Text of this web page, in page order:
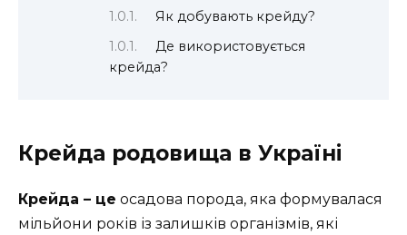
Як добувають крейду?
Де використовується
крейда?
Крейда родовища в Україні
Крейда – це осадова порода, яка формувалася
мільйони років із залишків організмів, які